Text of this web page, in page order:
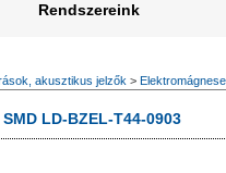
Rendszereink
akusztikus jelzők >
SMD LD-BZEL-T44-0903